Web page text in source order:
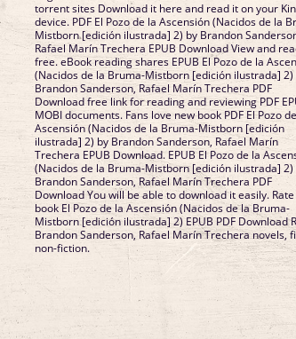
torrent sites Download it here and read it on your
device. PDF El Pozo de la Ascensión (Nacidos de la
Mistborn [edición ilustrada] 2) by Brandon
Rafael Marín Trechera EPUB Download View and
free. eBook reading shares EPUB El Pozo de la
(Nacidos de la Bruma-Mistborn [edición ilustrada] 2)
Brandon Sanderson, Rafael Marín Trechera PDF
Download free link for reading and reviewing PDF
MOBI documents. Fans love new book PDF El Pozo
Ascensión (Nacidos de la Bruma-Mistborn [edición
ilustrada] 2) by Brandon Sanderson, Rafael Marín
Trechera EPUB Download. EPUB El Pozo de la
(Nacidos de la Bruma-Mistborn [edición ilustrada] 2)
Brandon Sanderson, Rafael Marín Trechera PDF
Download You will be able to download it easily.
book El Pozo de la Ascensión (Nacidos de la Bruma-
Mistborn [edición ilustrada] 2) EPUB PDF Download
Brandon Sanderson, Rafael Marín Trechera novels,
non-fiction.